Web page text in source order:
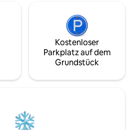
Kostenloser
Parkplatz auf dem
Grundstück